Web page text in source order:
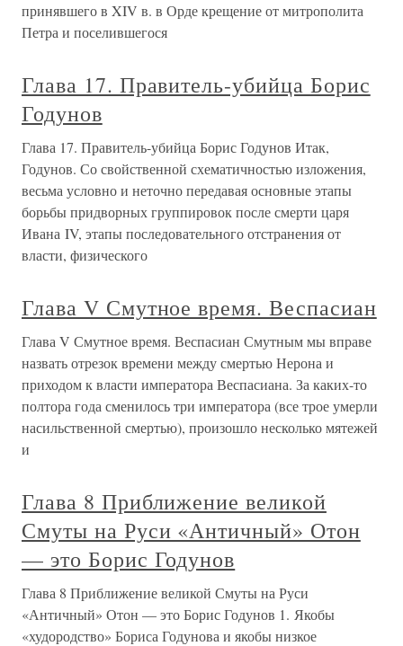
принявшего в XIV в. в Орде крещение от митрополита
Петра и поселившегося
Глава 17. Правитель-убийца Борис
Годунов
Глава 17. Правитель-убийца Борис Годунов Итак,
Годунов. Со свойственной схематичностью изложения,
весьма условно и неточно передавая основные этапы
борьбы придворных группировок после смерти царя
Ивана IV, этапы последовательного отстранения от
власти, физического
Глава V Смутное время. Веспасиан
Глава V Смутное время. Веспасиан Смутным мы вправе
назвать отрезок времени между смертью Нерона и
приходом к власти императора Веспасиана. За каких-то
полтора года сменилось три императора (все трое умерли
насильственной смертью), произошло несколько мятежей
и
Глава 8 Приближение великой
Смуты на Руси «Античный» Отон
— это Борис Годунов
Глава 8 Приближение великой Смуты на Руси
«Античный» Отон — это Борис Годунов 1. Якобы
«худородство» Бориса Годунова и якобы низкое